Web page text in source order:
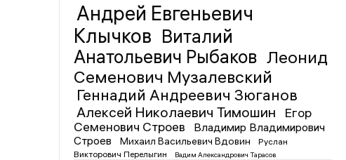
Андрей Евгеньевич
Клычков Виталий
Анатольевич Рыбаков Леонид
Семенович Музалевский
Геннадий Андреевич Зюганов
Алексей Николаевич Тимошин
Егор
Семенович Строев
Владимир Владимирович
Строев
Михаил Васильевич Вдовин
Руслан
Викторович Перелыгин
Вадим Александрович Тарасов